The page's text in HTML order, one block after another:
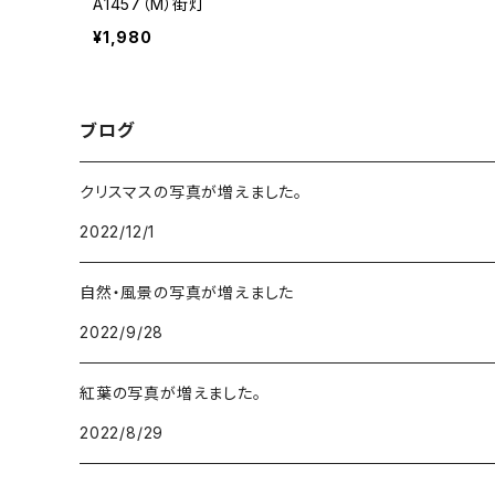
A1457（M）街灯
¥1,980
ブログ
クリスマスの写真が増えました。
2022/12/1
自然・風景の写真が増えました
2022/9/28
紅葉の写真が増えました。
2022/8/29